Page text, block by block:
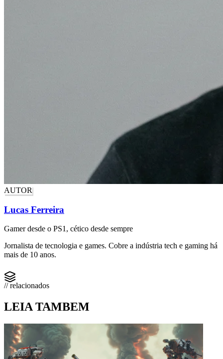
AUTOR
Lucas Ferreira
Gamer desde o PS1, cético desde sempre
Jornalista de tecnologia e games. Cobre a indústria tech e gaming há
mais de 10 anos.
// relacionados
LEIA TAMBEM